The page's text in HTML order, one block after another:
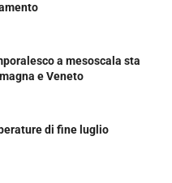
a mesoscala sta
e Veneto
di fine luglio